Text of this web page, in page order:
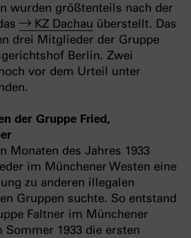
wurden größtenteils nach der
KZ Dachau überstellt. Das
drei Mitglieder der Gruppe
Berlin. Zwei
vor dem Urteil unter
der Gruppe Fried,
Monaten des Jahres 1933
im Münchener Westen eine
zu anderen illegalen
Gruppen suchte. So entstand
Faltner im Münchener
Sommer 1933 die ersten